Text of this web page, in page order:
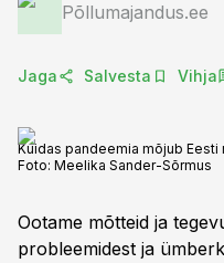
Põllumajandus.ee
Jaga Salvesta Vihja
Kuidas pandeemia mõjub Eesti
Foto: Meelika Sander-Sõrmus
Ootame mõtteid ja
probleemidest ja